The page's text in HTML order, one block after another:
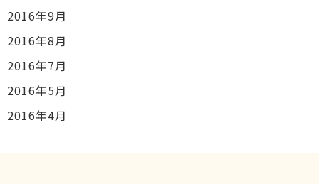
2016年9月
2016年8月
2016年7月
2016年5月
2016年4月